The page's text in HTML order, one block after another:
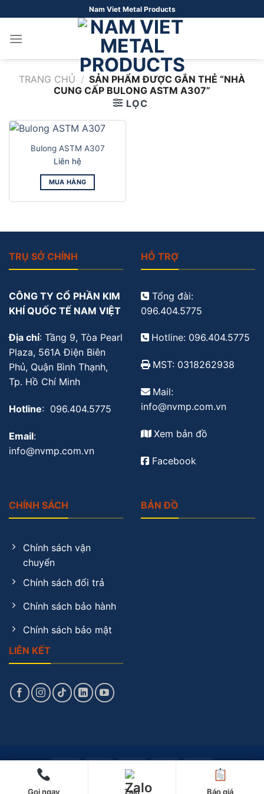
qua
nội
Nam Viet Metal Products
TRANG CHỦ / SẢN PHẨM ĐƯỢC GẮN THẺ “NHÀ
CUNG CẤP BULONG ASTM A307”
LỌC
Bulong ASTM A307
Liên hệ
MUA HÀNG
TRỤ SỞ CHÍNH
CÔNG TY CỔ PHẦN KIM
KHÍ QUỐC TẾ NAM VIỆT
Địa chỉ: Tầng 9, Tòa Pearl
Plaza, 561A Điện Biên
Phủ, Quận Bình Thạnh,
Tp. Hồ Chí Minh
Hotline: 096.404.5775
Email:
info@nvmp.com.vn
HỖ TRỢ
Tổng đài:
096.404.5775
Hotline: 096.404.5775
MST: 0318262938
Mail:
info@nvmp.com.vn
Xem bản đồ
Facebook
CHÍNH SÁCH
Chính sách vận
chuyển
Chính sách đổi trả
Chính sách bảo hành
Chính sách bảo mật
LIÊN KẾT
BẢN ĐỒ
Copyright 2026 © nvmp.com.vn
Gọi ngay Zalo Báo giá